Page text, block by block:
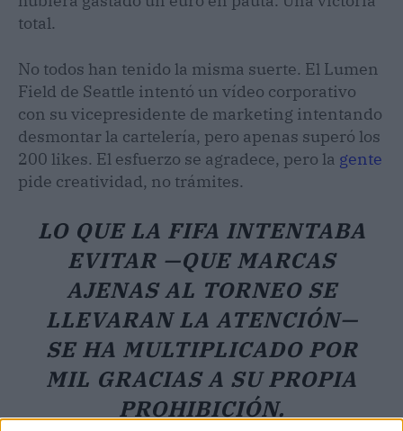
total.
No todos han tenido la misma suerte. El Lumen
Field de Seattle intentó un vídeo corporativo
con su vicepresidente de marketing intentando
desmontar la cartelería, pero apenas superó los
200 likes. El esfuerzo se agradece, pero la gente
pide creatividad, no trámites.
LO QUE LA FIFA INTENTABA
EVITAR —QUE MARCAS
AJENAS AL TORNEO SE
LLEVARAN LA ATENCIÓN—
SE HA MULTIPLICADO POR
MIL GRACIAS A SU PROPIA
PROHIBICIÓN.